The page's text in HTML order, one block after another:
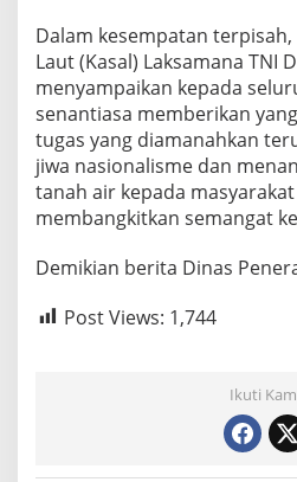
Dalam kesempatan terpisah,
Laut (Kasal) Laksamana TNI
menyampaikan kepada
senantiasa memberikan
tugas yang diamanahkan
jiwa nasionalisme dan
tanah air kepada
membangkitkan semangat
Demikian berita Dinas
Post Views: 1,744
Ikuti